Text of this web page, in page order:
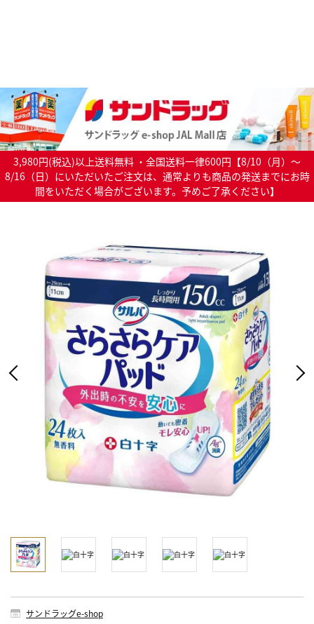
3,980円(税込)以上送料無料 ・全国送料一律600円【8/10（月）～
8/16（日）にいただいたご注文は、通常よりも商品の発送までにお時
間をいただく場合がございます。予めご了承ください】
サンドラッグe-shop